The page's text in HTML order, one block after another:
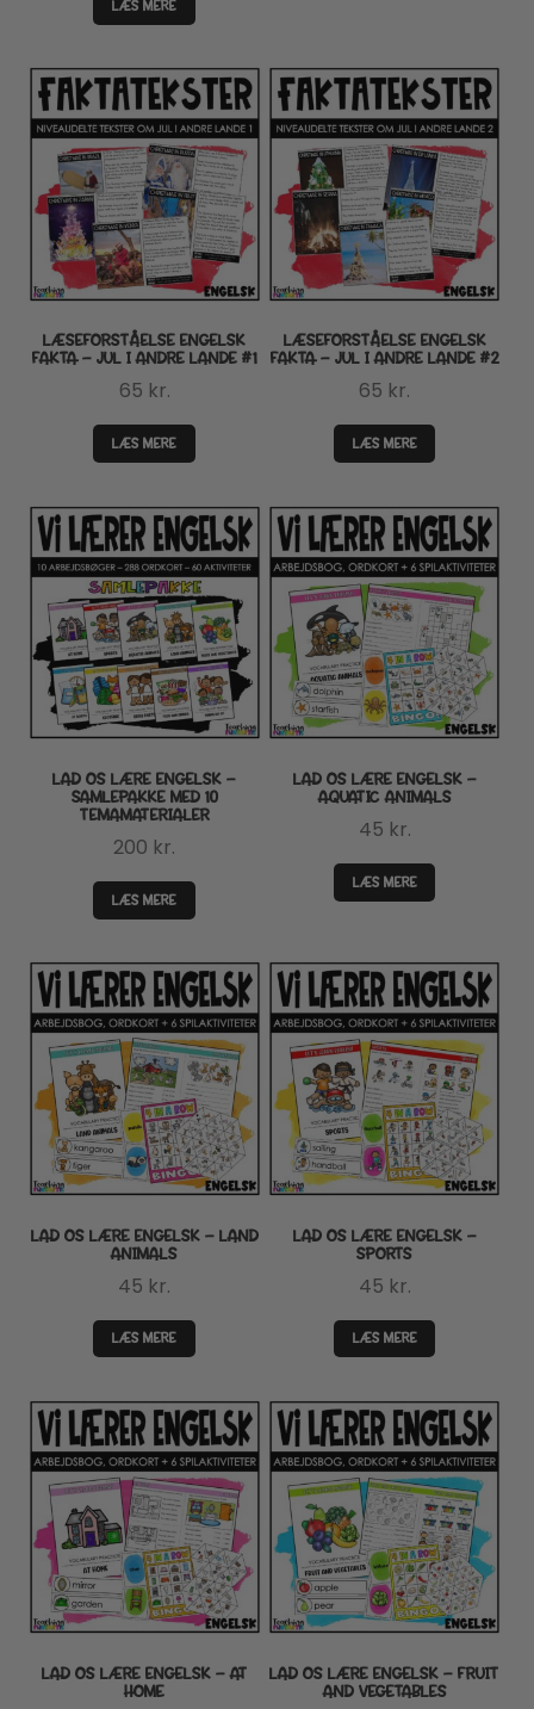
LÆS MERE
LÆSEFORSTÅELSE ENGELSK
FAKTA – JUL I ANDRE LANDE #1
65 kr.
LÆS MERE
LÆSEFORSTÅELSE ENGELSK
FAKTA – JUL I ANDRE LANDE #2
65 kr.
LÆS MERE
LAD OS LÆRE ENGELSK –
SAMLEPAKKE MED 10
TEMAMATERIALER
200 kr.
LÆS MERE
LAD OS LÆRE ENGELSK –
AQUATIC ANIMALS
45 kr.
LÆS MERE
LAD OS LÆRE ENGELSK – LAND
ANIMALS
45 kr.
LÆS MERE
LAD OS LÆRE ENGELSK –
SPORTS
45 kr.
LÆS MERE
LAD OS LÆRE ENGELSK – AT
HOME
LAD OS LÆRE ENGELSK – FRUIT
AND VEGETABLES